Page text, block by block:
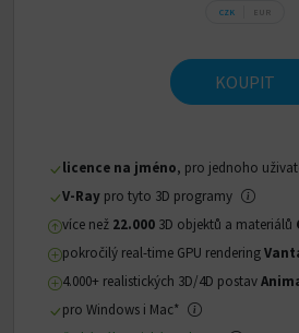
CZK EUR
KOUPIT
licence na jméno, pro jednoho
V-Ray pro tyto 3D programy
více než 22.000 3D objektů a materiálů
pokročilý real-time GPU rendering
4.000+ realistických 3D/4D postav
pro Windows i Mac*